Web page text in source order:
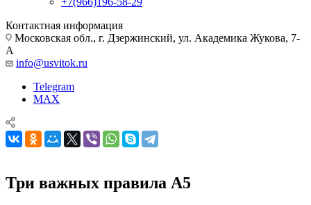
Контактная информация
Московская обл., г. Дзержинский, ул. Академика Жукова, 7-
А
info@usvitok.ru
Telegram
MAX
Три важных правила А5